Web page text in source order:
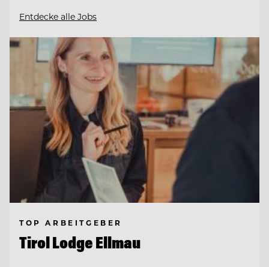
Entdecke alle Jobs
TOP ARBEITGEBER
Tirol Lodge Ellmau